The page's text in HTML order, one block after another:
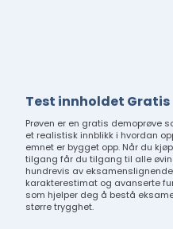
Test innholdet Gratis
Prøven er en gratis demoprøve
et realistisk innblikk i hvordan
emnet er bygget opp. Når du
tilgang får du tilgang til alle
hundrevis av
karakterestimat og avanserte
som hjelper deg å bestå
større trygghet.